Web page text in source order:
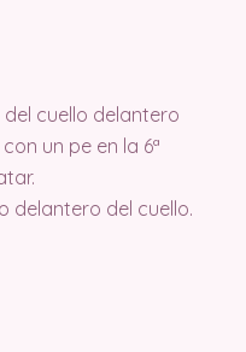
cuello delantero
un pe en la 6ª
delantero del cuello.